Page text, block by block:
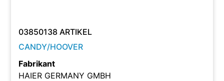
03850138 ARTIKEL
CANDY/HOOVER
Fabrikant
HAIER GERMANY GMBH